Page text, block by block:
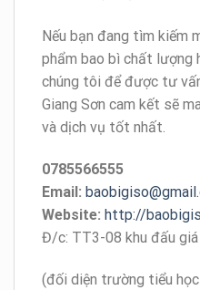
Nếu bạn đang tìm kiếm
phẩm bao bì chất lượng
chúng tôi để được tư
Giang Sơn cam kết sẽ
và dịch vụ tốt nhất.
0785566555
Email:
Website: http://
Đ/c: TT3-08 khu đấu
(đối diện trường tiểu